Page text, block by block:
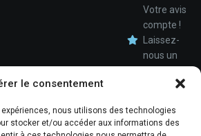
le consentement
nous utilisons des technologies
stocker et/ou accéder aux informations des
Téléphone
Votre avis
compte !
Laissez-
nous un